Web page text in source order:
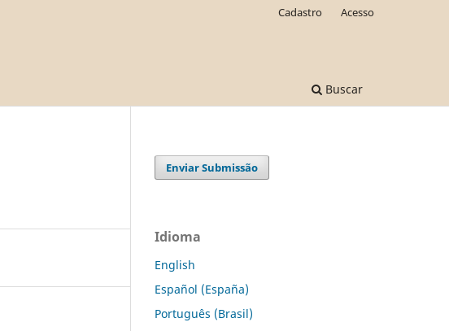
Buscar
Cadastro Acesso
Enviar Submissão
Idioma
English
Español (España)
Português (Brasil)